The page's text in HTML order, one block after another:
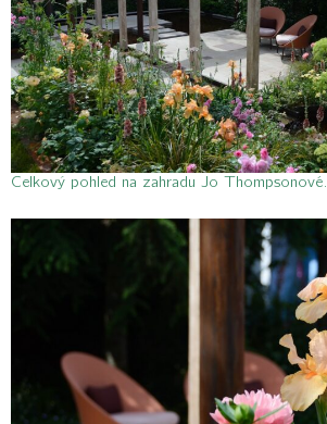
Celkový pohled na zahradu Jo Thompsonové.